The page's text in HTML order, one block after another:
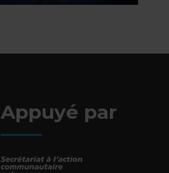
Appuyé par